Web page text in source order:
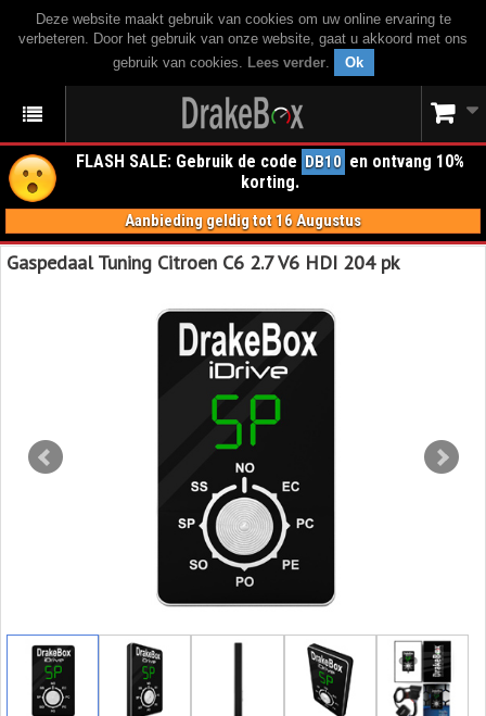
Deze website maakt gebruik van cookies om uw online ervaring te
verbeteren. Door het gebruik van onze website, gaat u akkoord met ons
gebruik van cookies. Lees verder. Ok
FLASH SALE: Gebruik de code DB10 en ontvang 10%
korting.
Aanbieding geldig tot 16 Augustus
Gaspedaal Tuning Citroen C6 2.7 V6 HDI 204 pk